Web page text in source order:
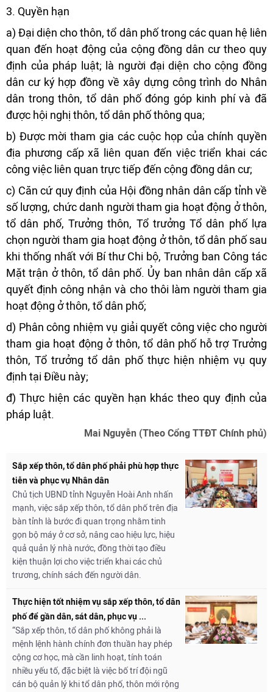
3. Quyền hạn
a) Đại diện cho thôn, tổ dân phố trong các quan hệ liên
quan đến hoạt động của cộng đồng dân cư theo quy
định của pháp luật; là người đại diện cho cộng đồng
dân cư ký hợp đồng về xây dựng công trình do Nhân
dân trong thôn, tổ dân phố đóng góp kinh phí và đã
được hội nghị thôn, tổ dân phố thông qua;
b) Được mời tham gia các cuộc họp của chính quyền
địa phương cấp xã liên quan đến việc triển khai các
công việc liên quan trực tiếp đến cộng đồng dân cư;
c) Căn cứ quy định của Hội đồng nhân dân cấp tỉnh về
số lượng, chức danh người tham gia hoạt động ở thôn,
tổ dân phố, Trưởng thôn, Tổ trưởng Tổ dân phố lựa
chọn người tham gia hoạt động ở thôn, tổ dân phố sau
khi thống nhất với Bí thư Chi bộ, Trưởng ban Công tác
Mặt trận ở thôn, tổ dân phố. Ủy ban nhân dân cấp xã
quyết định công nhận và cho thôi làm người tham gia
hoạt động ở thôn, tổ dân phố;
d) Phân công nhiệm vụ giải quyết công việc cho người
tham gia hoạt động ở thôn, tổ dân phố hỗ trợ Trưởng
thôn, Tổ trưởng tổ dân phố thực hiện nhiệm vụ quy
định tại Điều này;
đ) Thực hiện các quyền hạn khác theo quy định của
pháp luật.
Mai Nguyễn (Theo Cổng TTĐT Chính phủ)
Sắp xếp thôn, tổ dân phố phải phù hợp thực
tiễn và phục vụ Nhân dân
Chủ tịch UBND tỉnh Nguyễn Hoài Anh nhấn
mạnh, việc sắp xếp thôn, tổ dân phố trên địa
bàn tỉnh là bước đi quan trọng nhằm tinh
gọn bộ máy ở cơ sở, nâng cao hiệu lực, hiệu
quả quản lý nhà nước, đồng thời tạo điều
kiện thuận lợi cho việc triển khai các chủ
trương, chính sách đến người dân.
Thực hiện tốt nhiệm vụ sắp xếp thôn, tổ dân
phố để gần dân, sát dân, phục vụ ...
“Sắp xếp thôn, tổ dân phố không phải là
mệnh lệnh hành chính đơn thuần hay phép
cộng cơ học, mà cần linh hoạt, tính toán
nhiều yếu tố, đặc biệt là việc bố trí đội ngũ
cán bộ quản lý khi tổ dân phố, thôn mới rộng